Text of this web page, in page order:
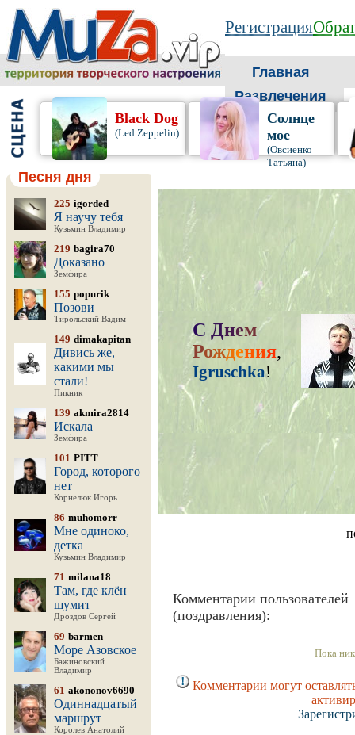
Регистрация
Главная
Развлечения
Black Dog
(Led Zeppelin)
Солнце
мое
(Овсиенко
Татьяна)
Песня дня
225 igorded
Я научу тебя
Кузьмин Владимир
219 bagira70
Доказано
Земфира
155 popurik
Позови
Тирольский Вадим
149 dimakapitan
Дивись же,
какими мы
стали!
Пикник
139 akmira2814
Искала
Земфира
101 PITT
Город, которого
нет
Корнелюк Игорь
86 muhomorr
Мне одиноко,
детка
Кузьмин Владимир
71 milana18
Там, где клён
шумит
Дроздов Сергей
69 barmen
Море Азовское
Бажиновский
Владимир
61 akononov6690
Одиннадцатый
маршрут
Королев Анатолий
С Днем
Рождения,
Igruschka!
Комментарии пользователей
(поздравления):
Пока
Комментарии могут